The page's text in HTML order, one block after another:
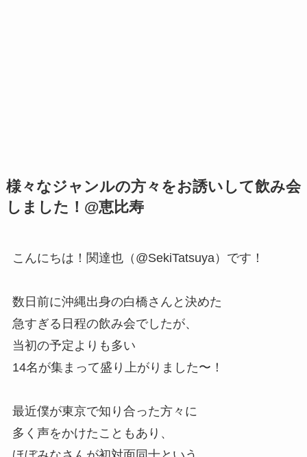
様々なジャンルの方々をお誘いして飲み会
しました！@恵比寿
こんにちは！関達也（@SekiTatsuya）です！
数日前に沖縄出身の白橋さんと決めた
急すぎる日程の飲み会でしたが、
当初の予定よりも多い
14名が集まって盛り上がりました〜！
最近僕が東京で知り合った方々に
多く声をかけたこともあり、